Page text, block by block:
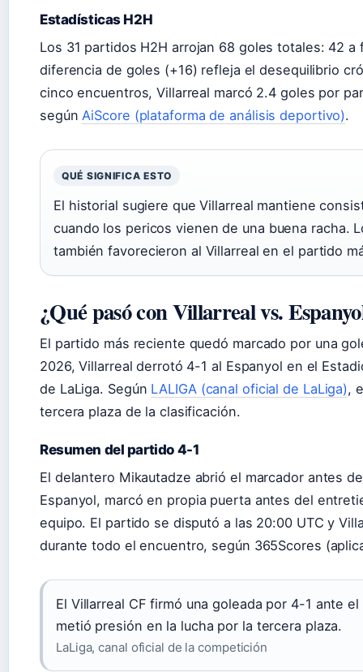
Estadísticas H2H
Los 31 partidos H2H arrojan 68 goles totales: 42
diferencia de goles (+16) refleja el desequilibrio
cinco encuentros, Villarreal marcó 2.4 goles por
segúnAiScore (plataforma de análisis deportivo).
QUÉ SIGNIFICA ESTO
El historial sugiere que Villarreal mantiene
cuando los pericos vienen de una buena racha.
también favorecieron al Villarreal en el partido
¿Qué pasó con Villarreal vs.
El partido más reciente quedó marcado por una
2026, Villarreal derrotó 4-1 al Espanyol en el
de LaLiga. Según LALIGA (canal oficial de LaLiga),
tercera plaza de la clasificación.
Resumen del partido 4-1
El delantero Mikautadze abrió el marcador antes
Espanyol, marcó en propia puerta antes del
equipo. El partido se disputó a las 20:00 UTC y
durante todo el encuentro, según 365Scores
El Villarreal CF firmó una goleada por 4-1 ante
metió presión en la lucha por la tercera plaza.
LaLiga, canal oficial de la competición